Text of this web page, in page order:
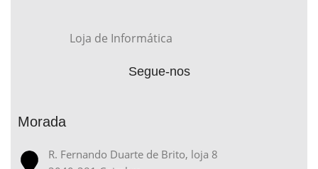
Loja de Informática
Segue-nos
Morada
R. Fernando Duarte de Brito, loja 8